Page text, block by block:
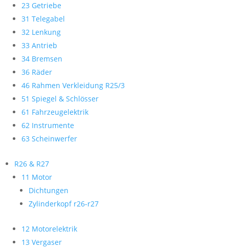
23 Getriebe
31 Telegabel
32 Lenkung
33 Antrieb
34 Bremsen
36 Räder
46 Rahmen Verkleidung R25/3
51 Spiegel & Schlösser
61 Fahrzeugelektrik
62 Instrumente
63 Scheinwerfer
R26 & R27
11 Motor
Dichtungen
Zylinderkopf r26-r27
12 Motorelektrik
13 Vergaser